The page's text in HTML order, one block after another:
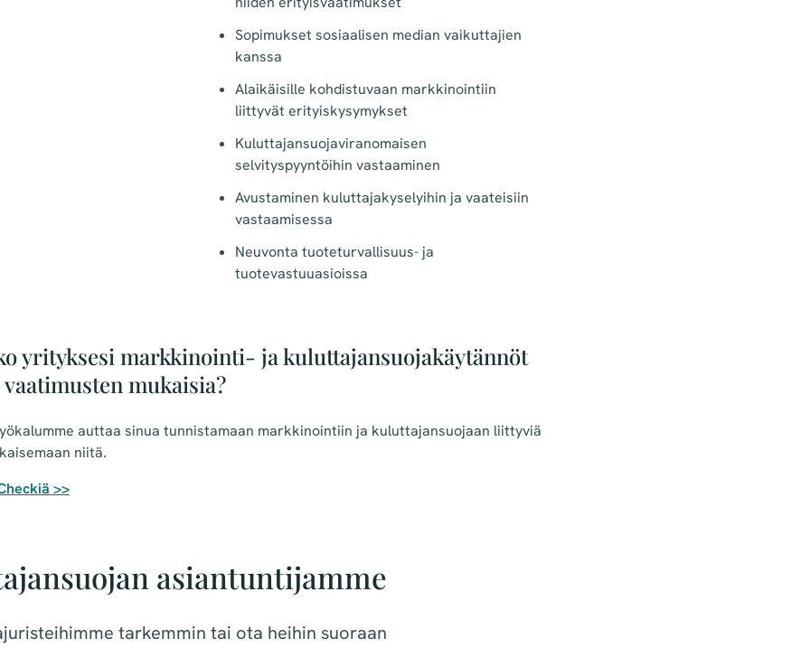
Sopimukset sosiaalisen median vaikuttajien
kanssa
Alaikäisille kohdistuvaan markkinointiin
liittyvät erityiskysymykset
Kuluttajansuojaviranomaisen
selvityspyyntöihin vastaaminen
Avustaminen kuluttajakyselyihin ja vaateisiin
vastaamisessa
Neuvonta tuoteturvallisuus- ja
tuotevastuuasioissa
yrityksesi markkinointi- ja kuluttajansuojakäytännöt
mukaisia?
auttaa sinua tunnistamaan markkinointiin ja kuluttajansuojaan liittyviä
niitä.
>>
asiantuntijamme
tarkemmin tai ota heihin suoraan